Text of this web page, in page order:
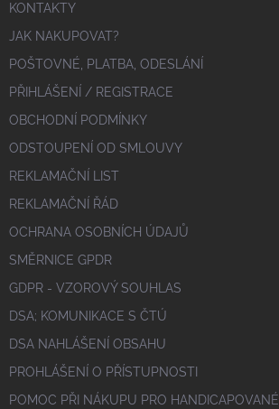
KONTAKTY
JAK NAKUPOVAT?
POŠTOVNÉ, PLATBA, ODESLÁNÍ
PŘIHLÁŠENÍ / REGISTRACE
OBCHODNÍ PODMÍNKY
ODSTOUPENÍ OD SMLOUVY
REKLAMAČNÍ LIST
REKLAMAČNÍ ŘÁD
OCHRANA OSOBNÍCH ÚDAJŮ
SMĚRNICE GPDR
GDPR - VZOROVÝ SOUHLAS
DSA; KOMUNIKACE S ČTÚ
DSA NAHLÁŠENÍ OBSAHU
PROHLÁŠENÍ O PŘÍSTUPNOSTI
POMOC PŘI NÁKUPU PRO HANDICAPOVANÉ